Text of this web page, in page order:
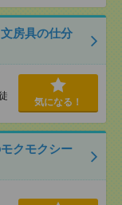
房具の仕分
気になる！
クモクシー